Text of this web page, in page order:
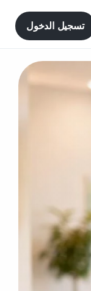
تسجيل الدخول